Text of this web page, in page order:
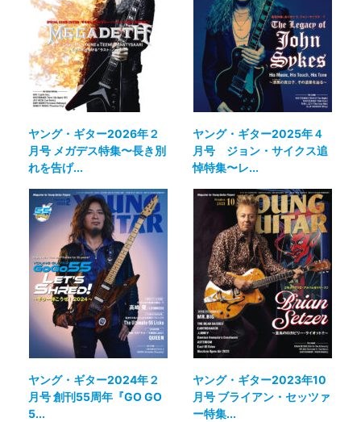
ヤング・ギター2026年２
月号 メガデス特集〜長き別
れを告げ...
ヤング・ギター2025年４
月号 ジョン・サイクス追
悼特集〜レ...
ヤング・ギター2024年２
月号 創刊55周年『GO GO
5...
ヤング・ギター2023年10
月号 ブライアン・セッツァ
ー特集...